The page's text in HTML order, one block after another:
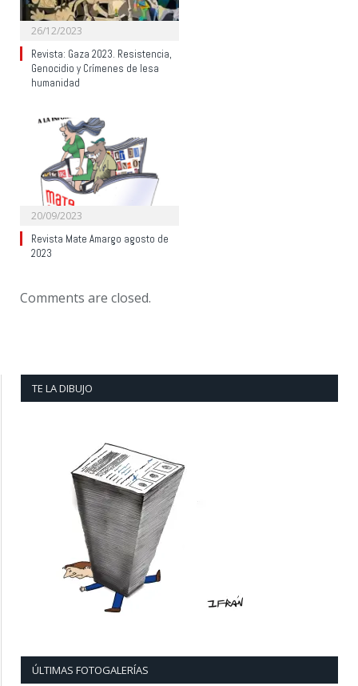
26/12/2023
Revista: Gaza 2023. Resistencia,
Genocidio y Crímenes de lesa
humanidad
20/09/2023
Revista Mate Amargo agosto de
2023
Comments are closed.
TE LA DIBUJO
ÚLTIMAS FOTOGALERÍAS